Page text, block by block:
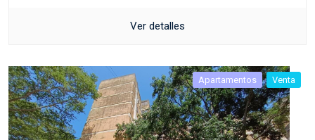
Ver detalles
Apartamentos Venta